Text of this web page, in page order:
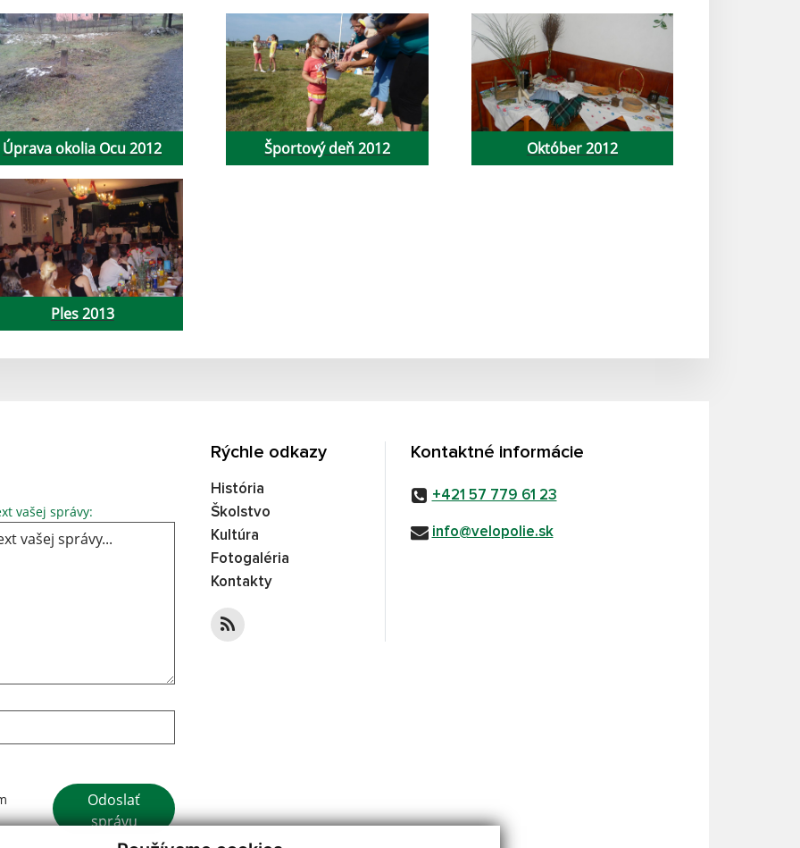
Úprava okolia Ocu 2012 Športový deň 2012 Október 2012
Ples 2013
vašej správy:
Odoslať
správu
Rýchle odkazy
História
Školstvo
Kultúra
Fotogaléria
Kontakty
Kontaktné informácie
+421 57 779 61 23
info@velopolie.sk